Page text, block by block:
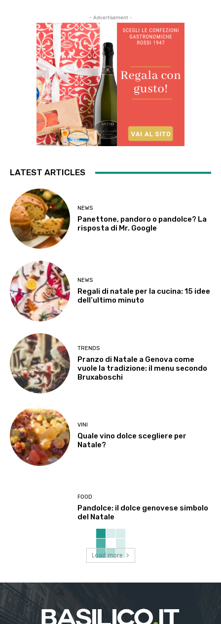
- Advertisement -
LATEST ARTICLES
NEWS
Panettone, pandoro o pandolce? La
risposta di Mr. Google
NEWS
Regali di natale per la cucina: 15 idee
dell’ultimo minuto
TRENDS
Pranzo di Natale a Genova come
vuole la tradizione: il menu secondo
Bruxaboschi
VINI
Quale vino dolce scegliere per
Natale?
FOOD
Pandolce: il dolce genovese simbolo
del Natale
Load more